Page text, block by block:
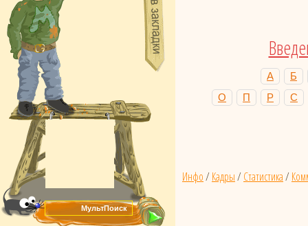
А
Б
О
П Р С
Инфо/ Кадры/ Статистика/